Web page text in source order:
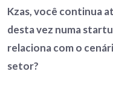
Kzas, você continua
desta vez numa
relaciona com o
setor?